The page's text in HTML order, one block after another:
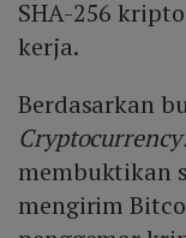
SHA-256
kerja.
Berdasarkan
membuktikan
mengirim